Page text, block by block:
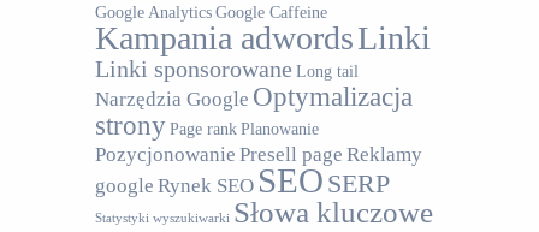
Google AnalyticsGoogle Caffeine
Kampania adwordsLinki
Linki sponsorowane Long tail
Narzędzia Google Optymalizacja
stronyPage rankPlanowanie
Pozycjonowanie Presell page Reklamy
google Rynek SEO SEO SERP
Statystyki wyszukiwarki Słowa kluczowe